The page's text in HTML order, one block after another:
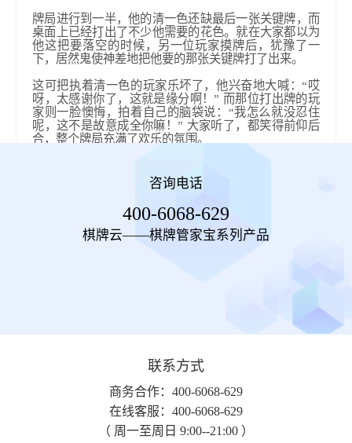
牌局进行到一半，他的清一色还缺最后一张关键牌，而
桌面上已经打出了不少他需要的花色。就在大家都以为
他这把要落空的时候，另一位玩家摸牌后，犹豫了一
下，居然鬼使神差地把他要的那张关键牌打了出来。
这可把执着清一色的玩家乐坏了，他兴奋地大喊：“哎
呀，太感谢你了，这就是缘分啊！” 而那位打出牌的玩
家则一脸懊悔，拍着自己的脑袋说：“我怎么就没忍住
呢，这不是故意成全你嘛！” 大家听了，都笑得前仰后
合，整个牌局充满了欢乐的氛围。​
玩家们在这里碰撞出奇妙的火花，每一次的牌局都像是
一场充满惊喜和欢笑的冒险，那些因规则适应而产生的
趣事，也成为了玩家们日后相聚时津津乐道的话题 。
咨询电话
400-6068-629
棋牌云——棋牌管家宝系列产品
联系方式
商务合作：400-6068-629
在线客服：400-6068-629
（ 周一至周日 9:00--21:00 ）